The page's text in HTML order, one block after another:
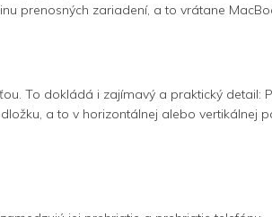
prenosných zariadení, a to vrátane
To dokládá i zajímavý a praktický detail:
a to v horizontálnej alebo